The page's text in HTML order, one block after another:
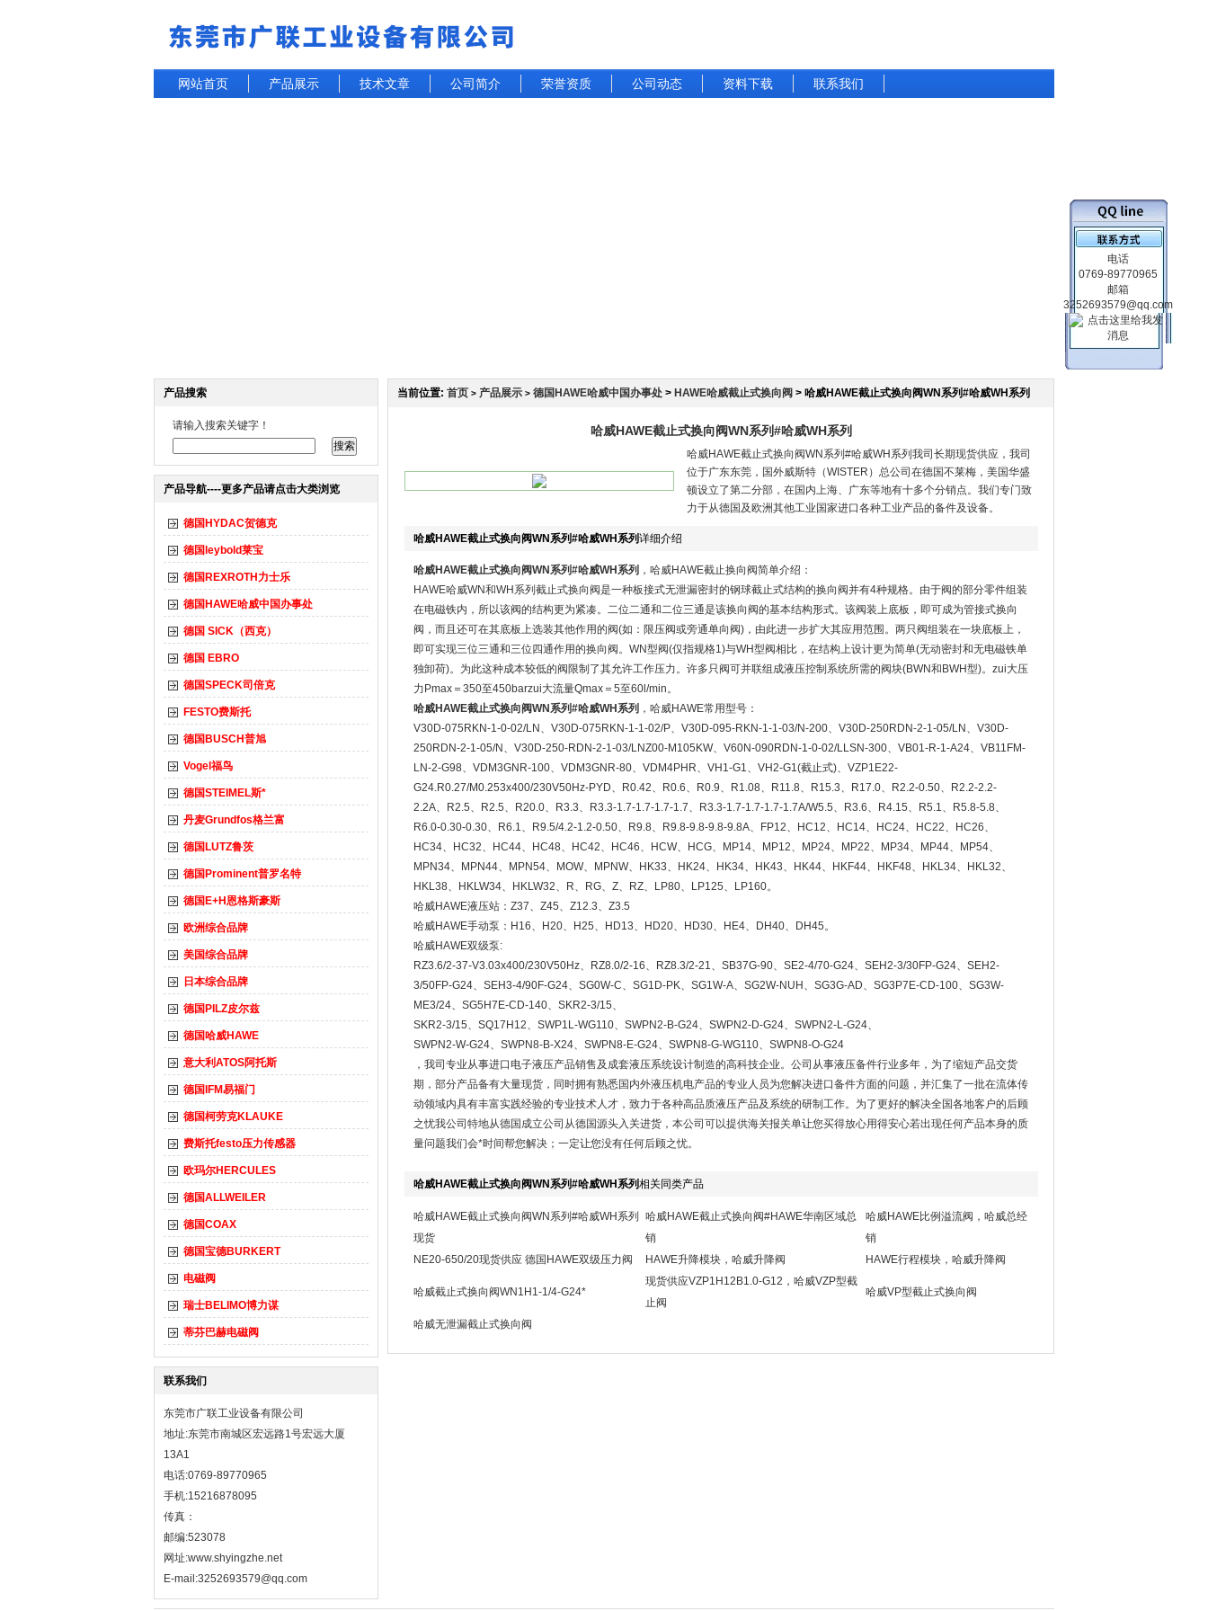
网站首页 产品展示 技术文章 公司简介 荣誉资质 公司动态 资料下载 联系我们
产品搜索
请输入搜索关键字！
产品导航----更多产品请点击大类浏览
德国HYDAC贺德克
德国leybold莱宝
德国REXROTH力士乐
德国HAWE哈威中国办事处
德国 SICK（西克）
德国 EBRO
德国SPECK司倍克
FESTO费斯托
德国BUSCH普旭
Vogel福鸟
德国STEIMEL斯*
丹麦Grundfos格兰富
德国LUTZ鲁茨
德国Prominent普罗名特
德国E+H恩格斯豪斯
欧洲综合品牌
美国综合品牌
日本综合品牌
德国PILZ皮尔兹
德国哈威HAWE
意大利ATOS阿托斯
德国IFM易福门
德国柯劳克KLAUKE
费斯托festo压力传感器
欧玛尔HERCULES
德国ALLWEILER
德国COAX
德国宝德BURKERT
电磁阀
瑞士BELIMO博力谋
蒂芬巴赫电磁阀
联系我们
东莞市广联工业设备有限公司
地址:东莞市南城区宏远路1号宏远大厦
13A1
电话:0769-89770965
手机:15216878095
传真：
邮编:523078
网址:www.shyingzhe.net
E-mail:3252693579@qq.com
当前位置: 首页 > 产品展示 > 德国HAWE哈威中国办事处 > HAWE哈威截止式换向阀 > 哈威HAWE截止式换向阀WN系列#哈威WH系列
哈威HAWE截止式换向阀WN系列#哈威WH系列
哈威HAWE截止式换向阀WN系列#哈威WH系列我司长期现货供应，我司
位于广东东莞，国外威斯特（WISTER）总公司在德国不莱梅，美国华盛
顿设立了第二分部，在国内上海、广东等地有十多个分销点。我们专门致
力于从德国及欧洲其他工业国家进口各种工业产品的备件及设备。
哈威HAWE截止式换向阀WN系列#哈威WH系列详细介绍
哈威HAWE截止式换向阀WN系列#哈威WH系列 ，哈威HAWE截止换向阀简单介绍：
HAWE哈威WN和WH系列截止式换向阀是一种板接式无泄漏密封的钢球截止式结构的换向阀并有4种规格。由于阀的部分零件组装
在电磁铁内，所以该阀的结构更为紧凑。二位二通和二位三通是该换向阀的基本结构形式。该阀装上底板，即可成为管接式换向
阀，而且还可在其底板上选装其他作用的阀(如：限压阀或旁通单向阀)，由此进一步扩大其应用范围。两只阀组装在一块底板上，
即可实现三位三通和三位四通作用的换向阀。WN型阀(仅指规格1)与WH型阀相比，在结构上设计更为简单(无动密封和无电磁铁单
独卸荷)。为此这种成本较低的阀限制了其允许工作压力。许多只阀可并联组成液压控制系统所需的阀块(BWN和BWH型)。zui大压
力Pmax＝350至450barzui大流量Qmax＝5至60l/min。
哈威HAWE截止式换向阀WN系列#哈威WH系列 ，哈威HAWE常用型号：
V30D-075RKN-1-0-02/LN、V30D-075RKN-1-1-02/P、V30D-095-RKN-1-1-03/N-200、V30D-250RDN-2-1-05/LN、V30D-
250RDN-2-1-05/N、V30D-250-RDN-2-1-03/LNZ00-M105KW、V60N-090RDN-1-0-02/LLSN-300、VB01-R-1-A24、VB11FM-
LN-2-G98、VDM3GNR-100、VDM3GNR-80、VDM4PHR、VH1-G1、VH2-G1(截止式)、VZP1E22-
G24.R0.27/M0.253x400/230V50Hz-PYD、R0.42、R0.6、R0.9、R1.08、R11.8、R15.3、R17.0、R2.2-0.50、R2.2-2.2-
2.2A、R2.5、R2.5、R20.0、R3.3、R3.3-1.7-1.7-1.7-1.7、R3.3-1.7-1.7-1.7-1.7A/W5.5、R3.6、R4.15、R5.1、R5.8-5.8、
R6.0-0.30-0.30、R6.1、R9.5/4.2-1.2-0.50、R9.8、R9.8-9.8-9.8-9.8A、FP12、HC12、HC14、HC24、HC22、HC26、
HC34、HC32、HC44、HC48、HC42、HC46、HCW、HCG、MP14、MP12、MP24、MP22、MP34、MP44、MP54、
MPN34、MPN44、MPN54、MOW、MPNW、HK33、HK24、HK34、HK43、HK44、HKF44、HKF48、HKL34、HKL32、
HKL38、HKLW34、HKLW32、R、RG、Z、RZ、LP80、LP125、LP160。
哈威HAWE液压站：Z37、Z45、Z12.3、Z3.5
哈威HAWE手动泵：H16、H20、H25、HD13、HD20、HD30、HE4、DH40、DH45。
哈威HAWE双级泵:
RZ3.6/2-37-V3.03x400/230V50Hz、RZ8.0/2-16、RZ8.3/2-21、SB37G-90、SE2-4/70-G24、SEH2-3/30FP-G24、SEH2-
3/50FP-G24、SEH3-4/90F-G24、SG0W-C、SG1D-PK、SG1W-A、SG2W-NUH、SG3G-AD、SG3P7E-CD-100、SG3W-
ME3/24、SG5H7E-CD-140、SKR2-3/15、
SKR2-3/15、SQ17H12、SWP1L-WG110、SWPN2-B-G24、SWPN2-D-G24、SWPN2-L-G24、
SWPN2-W-G24、SWPN8-B-X24、SWPN8-E-G24、SWPN8-G-WG110、SWPN8-O-G24
，我司专业从事进口电子液压产品销售及成套液压系统设计制造的高科技企业。公司从事液压备件行业多年，为了缩短产品交货
期，部分产品备有大量现货，同时拥有熟悉国内外液压机电产品的专业人员为您解决进口备件方面的问题，并汇集了一批在流体传
动领域内具有丰富实践经验的专业技术人才，致力于各种高品质液压产品及系统的研制工作。为了更好的解决全国各地客户的后顾
之忧我公司特地从德国成立公司从德国源头入关进货，本公司可以提供海关报关单让您买得放心用得安心若出现任何产品本身的质
量问题我们会*时间帮您解决；一定让您没有任何后顾之忧。
哈威HAWE截止式换向阀WN系列#哈威WH系列相关同类产品
哈威HAWE截止式换向阀WN系列#哈威WH系列
现货
哈威HAWE截止式换向阀#HAWE华南区域总
销
哈威HAWE比例溢流阀，哈威总经
销
NE20-650/20现货供应 德国HAWE双级压力阀
HAWE升降模块，哈威升降阀 HAWE行程模块，哈威升降阀
哈威截止式换向阀WN1H1-1/4-G24*
现货供应VZP1H12B1.0-G12，哈威VZP型截
止阀
哈威VP型截止式换向阀
哈威无泄漏截止式换向阀
电话
0769-89770965
邮箱
3252693579@qq.com